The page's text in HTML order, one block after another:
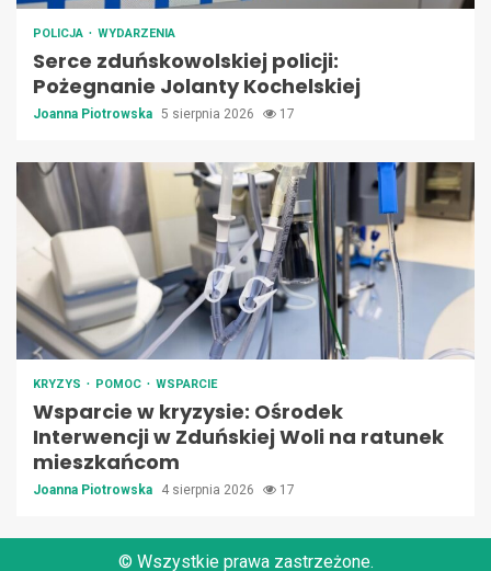
POLICJA WYDARZENIA
Serce zduńskowolskiej policji:
Pożegnanie Jolanty Kochelskiej
Joanna Piotrowska 5 sierpnia 2026 17
KRYZYS POMOC WSPARCIE
Wsparcie w kryzysie: Ośrodek
Interwencji w Zduńskiej Woli na ratunek
mieszkańcom
Joanna Piotrowska 4 sierpnia 2026 17
© Wszystkie prawa zastrzeżone.